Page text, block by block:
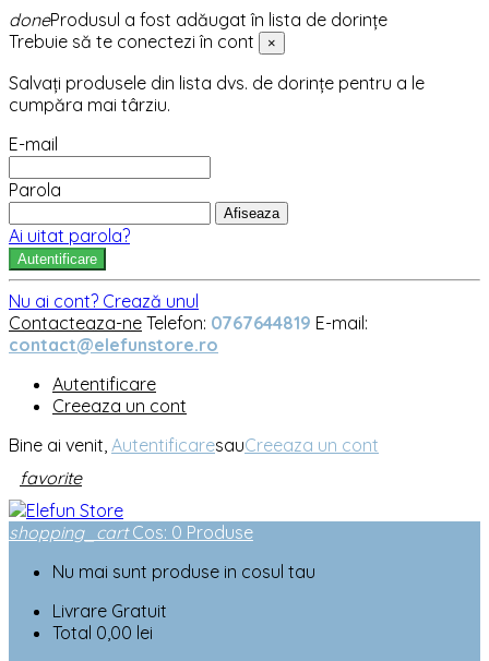
doneProdusul a fost adăugat în lista de dorințe
Trebuie să te conectezi în cont
×
Salvați produsele din lista dvs. de dorințe pentru a le
cumpăra mai târziu.
E-mail
Parola
Afiseaza
Ai uitat parola?
Autentificare
Nu ai cont? Crează unul
Contacteaza-ne Telefon: 0767644819 E-mail:
contact@elefunstore.ro
Autentificare
Creeaza un cont
Bine ai venit, AutentificaresauCreeaza un cont
favorite
shopping_cart Cos: 0 Produse
Nu mai sunt produse in cosul tau
Livrare Gratuit
Total 0,00 lei